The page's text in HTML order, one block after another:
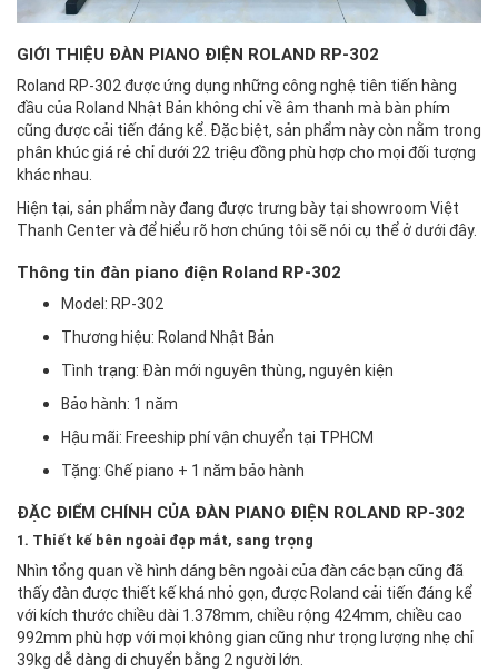
GIỚI THIỆU ĐÀN PIANO ĐIỆN ROLAND RP-302
Roland RP-302 được ứng dụng những công nghệ tiên tiến hàng
đầu của Roland Nhật Bản không chỉ về âm thanh mà bàn phím
cũng được cải tiến đáng kể. Đặc biệt, sản phẩm này còn nằm trong
phân khúc giá rẻ chỉ dưới 22 triệu đồng phù hợp cho mọi đối tượng
khác nhau.
Hiện tại, sản phẩm này đang được trưng bày tại showroom Việt
Thanh Center và để hiểu rõ hơn chúng tôi sẽ nói cụ thể ở dưới đây.
Thông tin đàn piano điện Roland RP-302
Model: RP-302
Thương hiệu: Roland Nhật Bản
Tình trạng: Đàn mới nguyên thùng, nguyên kiện
Bảo hành: 1 năm
Hậu mãi: Freeship phí vận chuyển tại TPHCM
Tặng: Ghế piano + 1 năm bảo hành
ĐẶC ĐIỂM CHÍNH CỦA ĐÀN PIANO ĐIỆN ROLAND RP-302
1. Thiết kế bên ngoài đẹp mắt, sang trọng
Nhìn tổng quan về hình dáng bên ngoài của đàn các bạn cũng đã
thấy đàn được thiết kế khá nhỏ gọn, được Roland cải tiến đáng kể
với kích thước chiều dài 1.378mm, chiều rộng 424mm, chiều cao
992mm phù hợp với mọi không gian cũng như trọng lượng nhẹ chỉ
39kg dễ dàng di chuyển bằng 2 người lớn.